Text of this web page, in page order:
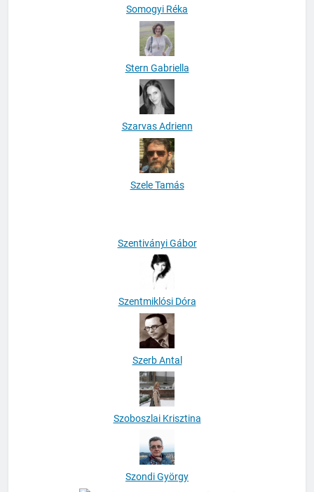
Somogyi Réka
Stern Gabriella
Szarvas Adrienn
Szele Tamás
Szentmiklósi Dóra
Szerb Antal
Szoboszlai Krisztina
Szondi György